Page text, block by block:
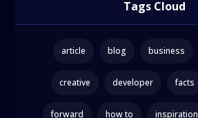
Tags Cloud
article blog business
creative developer facts
forward how to inspiration